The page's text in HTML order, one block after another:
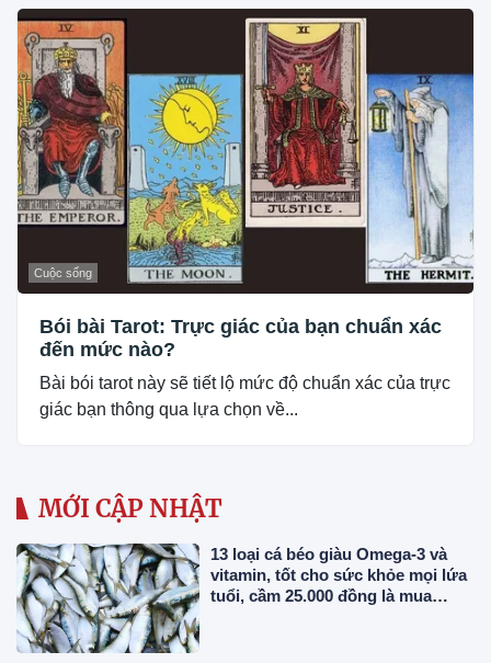
Cuộc sống
Bói bài Tarot: Trực giác của bạn chuẩn xác
đến mức nào?
Bài bói tarot này sẽ tiết lộ mức độ chuẩn xác của trực
giác bạn thông qua lựa chọn về...
MỚI CẬP NHẬT
13 loại cá béo giàu Omega-3 và
vitamin, tốt cho sức khỏe mọi lứa
tuổi, cầm 25.000 đồng là mua